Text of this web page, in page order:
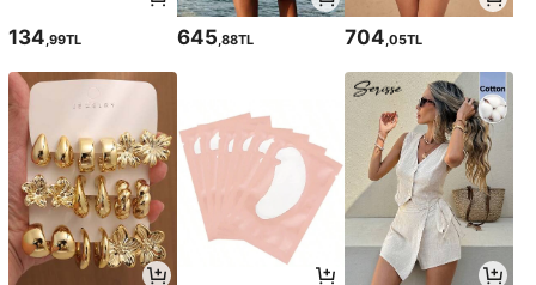
134 ,99TL 645 ,88TL 704 ,05TL